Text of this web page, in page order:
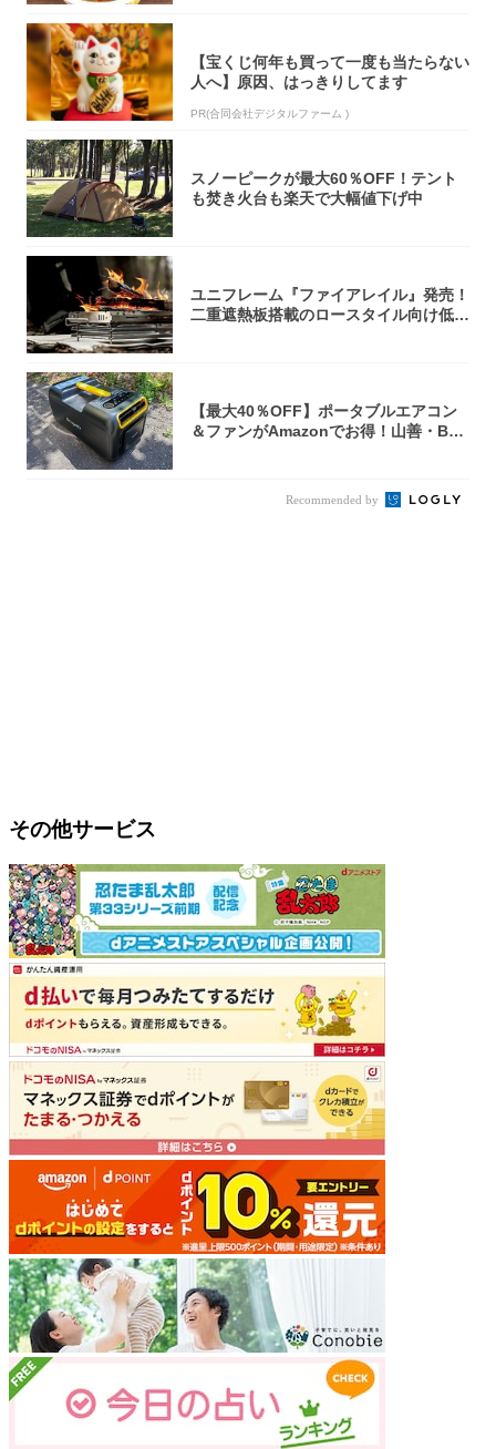
【宝くじ何年も買って一度も当たらない
人へ】原因、はっきりしてます
PR(合同会社デジタルファーム )
スノーピークが最大60％OFF！テント
も焚き火台も楽天で大幅値下げ中
ユニフレーム『ファイアレイル』発売！
二重遮熱板搭載のロースタイル向け低型
【最大40％OFF】ポータブルエアコン
＆ファンがAmazonでお得！山善・Bo
Recommended by
その他サービス